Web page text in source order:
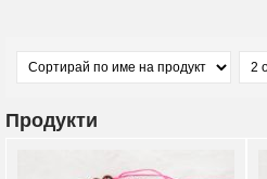
Продукти